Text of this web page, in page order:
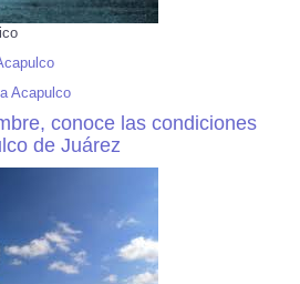
Acapulco
conoce las condiciones
de Juárez